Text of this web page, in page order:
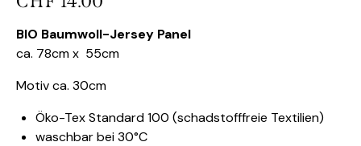
BIO Baumwoll-Jersey Panel
ca. 78cm x 55cm
Motiv ca. 30cm
Öko-Tex Standard 100 (schadstofffreie Textilien)
waschbar bei 30°C